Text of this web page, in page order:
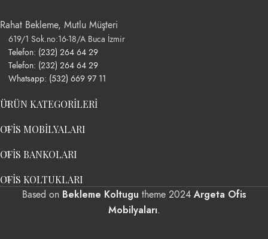
Rahat Bekleme, Mutlu Müşteri
619/1 Sok.no:16-18/A Buca İzmir
Telefon: (232) 264 64 29
Telefon: (232) 264 64 29
Whatsapp: (532) 669 97 11
ÜRÜN KATEGORILERI
OFIS MOBILYALARI
OFIS BANKOLARI
OFIS KOLTUKLARI
Based on Bekleme Koltugu theme2024Argeta Ofis
Mobilyaları.